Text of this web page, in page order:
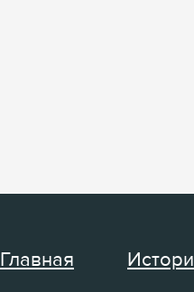
Главная